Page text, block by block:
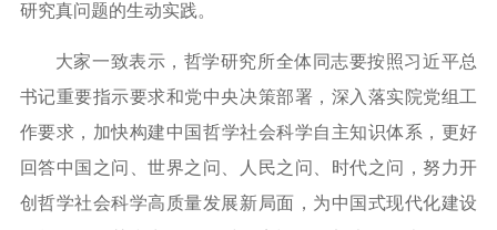
研究真问题的生动实践。
大家一致表示 ，哲学研究所全体同志要按照习近平总
书记重要指示要求和党中央决策部署，深入落实院党组 工
作要求，加快构建中国哲学社会科学自主知识体系，更好
回答中国之问、世界之问、人民之问、时代之问，努力开
创哲学社会科学高质量发展新局面，为中国式现代化建设